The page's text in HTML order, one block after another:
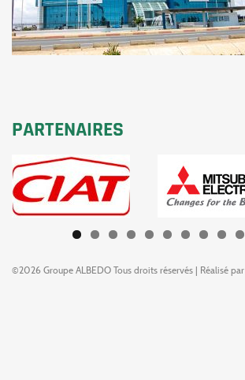
PARTENAIRES
©2026 Groupe ALBEDO Tous droits réservés | Réalisé par